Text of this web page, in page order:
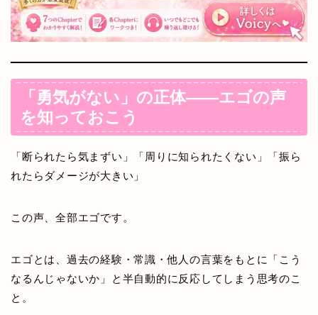
「勇気がない」の正体——エゴの声
を知っておこう
「断られたら気まずい」「周りに知られたくない」「振ら
れたらダメージが大きい」
この声、全部エゴです。
エゴとは、過去の経験・常識・他人の言葉をもとに「こう
なるんじゃないか」と半自動的に反応してしまう思考のこ
と。